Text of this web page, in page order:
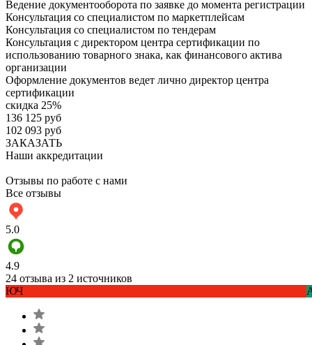
Ведение документооборота по заявке до момента регистрации
Консультация со специалистом по маркетплейсам
Консультация со специалистом по тендерам
Консультация с директором центра сертификации по
использованию товарного знака, как финансового актива
организации
Оформление документов ведет лично директор центра
сертификации
скидка 25%
136 125 руб
102 093 руб
ЗАКАЗАТЬ
Наши аккредитации
Отзывы по работе с нами
Все отзывы
5.0
4.9
24 отзыва из 2 источников
ЮЧ